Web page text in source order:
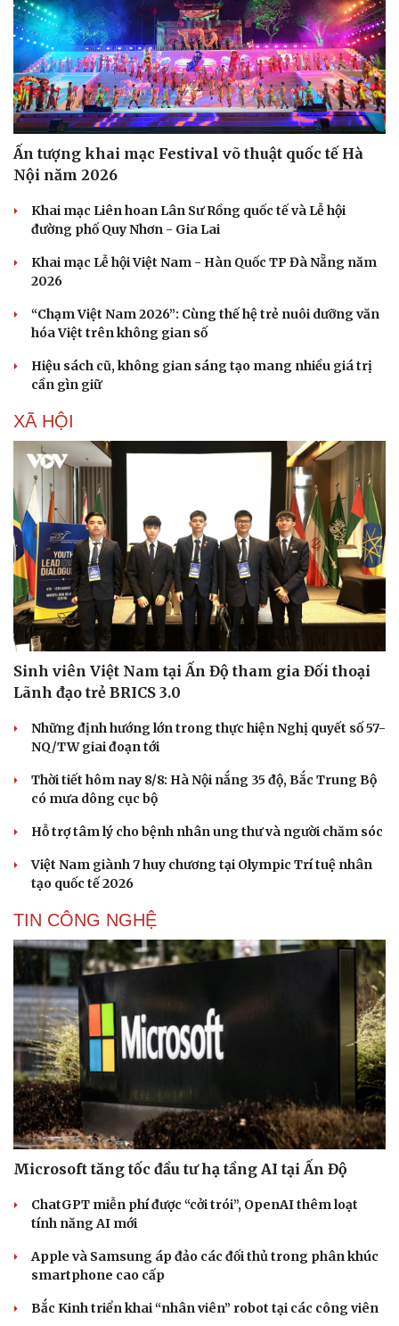
Sản phụ khoa
Nhi khoa
Nam khoa
Làm đẹp - giảm cân
Phòng mạch online
Ăn sạch sống khỏe
Tình yêu - Gia đình
Văn hóa
Sân khấu - Điện ảnh
Văn học
Âm nhạc
Giải trí
Thời trang
Sao Việt
Ấn tượng khai mạc Festival võ thuật quốc tế Hà
Nội năm 2026
Khai mạc Liên hoan Lân Sư Rồng quốc tế và Lễ hội
đường phố Quy Nhơn - Gia Lai
Khai mạc Lễ hội Việt Nam - Hàn Quốc TP Đà Nẵng năm
2026
“Chạm Việt Nam 2026”: Cùng thế hệ trẻ nuôi dưỡng văn
hóa Việt trên không gian số
Hiệu sách cũ, không gian sáng tạo mang nhiều giá trị
cần gìn giữ
XÃ HỘI
Sinh viên Việt Nam tại Ấn Độ tham gia Đối thoại
Lãnh đạo trẻ BRICS 3.0
Những định hướng lớn trong thực hiện Nghị quyết số 57-
NQ/TW giai đoạn tới
Thời tiết hôm nay 8/8: Hà Nội nắng 35 độ, Bắc Trung Bộ
có mưa dông cục bộ
Hỗ trợ tâm lý cho bệnh nhân ung thư và người chăm sóc
Việt Nam giành 7 huy chương tại Olympic Trí tuệ nhân
tạo quốc tế 2026
TIN CÔNG NGHỆ
Microsoft tăng tốc đầu tư hạ tầng AI tại Ấn Độ
ChatGPT miễn phí được “cởi trói”, OpenAI thêm loạt
tính năng AI mới
Apple và Samsung áp đảo các đối thủ trong phân khúc
smartphone cao cấp
Bắc Kinh triển khai “nhân viên” robot tại các công viên